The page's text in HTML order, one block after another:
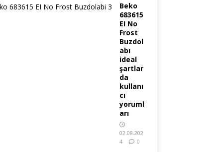
Beko
683615
EI No
Frost
Buzdol
abı
ideal
şartlar
da
kullanı
cı
yoruml
arı
02.08.202
4
0